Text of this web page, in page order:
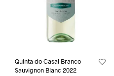
Quinta do Casal Branco
Sauvignon Blanc 2022